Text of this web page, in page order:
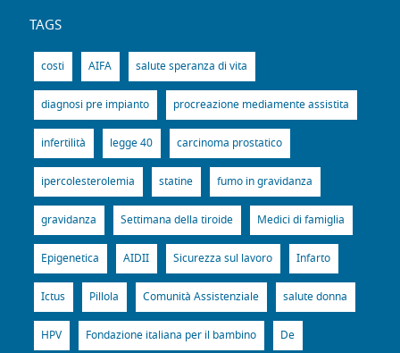
TAGS
costi AIFA salute speranza di vita
diagnosi pre impianto procreazione mediamente assistita
infertilità legge 40 carcinoma prostatico
ipercolesterolemia statine fumo in gravidanza
gravidanza Settimana della tiroide Medici di famiglia
Epigenetica AIDII Sicurezza sul lavoro Infarto
Ictus Pillola Comunità Assistenziale salute donna
HPV Fondazione italiana per il bambino De